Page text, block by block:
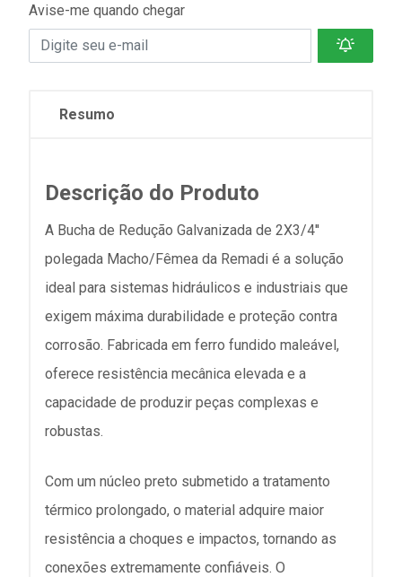
Avise-me quando chegar
Resumo
Descrição do Produto
A Bucha de Redução Galvanizada de 2X3/4''
polegada Macho/Fêmea da Remadi é a solução
ideal para sistemas hidráulicos e industriais que
exigem máxima durabilidade e proteção contra
corrosão. Fabricada em ferro fundido maleável,
oferece resistência mecânica elevada e a
capacidade de produzir peças complexas e
robustas.
Com um núcleo preto submetido a tratamento
térmico prolongado, o material adquire maior
resistência a choques e impactos, tornando as
conexões extremamente confiáveis. O